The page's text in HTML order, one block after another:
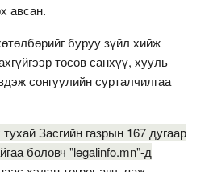
авсан.
буруу зүйл хийж
төсөв санхүү, хууль
сонгуулийн сурталчилгаа
Засгийн газрын 167 дугаар
боловч "legalinfo.mn"-д